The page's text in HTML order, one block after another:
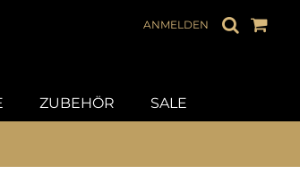
ANMELDEN
ZUBEHÖR SALE